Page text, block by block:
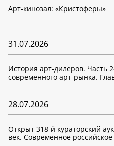
Арт-кинозал: «Кристоферы»
31.07.2026
История арт-дилеров. Часть
современного арт-рынка.
28.07.2026
Открыт 318-й кураторский
век. Современное российское